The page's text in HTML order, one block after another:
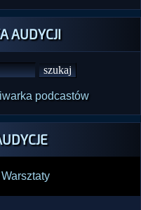
AUDYCJI
podcastów